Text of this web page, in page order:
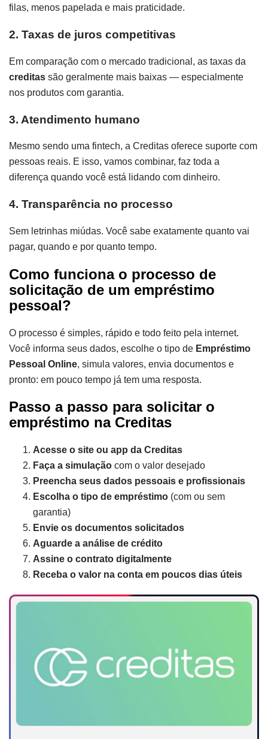
filas, menos papelada e mais praticidade.
2. Taxas de juros competitivas
Em comparação com o mercado tradicional, as taxas da
creditas são geralmente mais baixas — especialmente
nos produtos com garantia.
3. Atendimento humano
Mesmo sendo uma fintech, a Creditas oferece suporte com
pessoas reais. E isso, vamos combinar, faz toda a
diferença quando você está lidando com dinheiro.
4. Transparência no processo
Sem letrinhas miúdas. Você sabe exatamente quanto vai
pagar, quando e por quanto tempo.
Como funciona o processo de
solicitação de um empréstimo
pessoal?
O processo é simples, rápido e todo feito pela internet.
Você informa seus dados, escolhe o tipo de Empréstimo
Pessoal Online, simula valores, envia documentos e
pronto: em pouco tempo já tem uma resposta.
Passo a passo para solicitar o
empréstimo na Creditas
Acesse o site ou app da Creditas
Faça a simulação com o valor desejado
Preencha seus dados pessoais e profissionais
Escolha o tipo de empréstimo (com ou sem
garantia)
Envie os documentos solicitados
Aguarde a análise de crédito
Assine o contrato digitalmente
Receba o valor na conta em poucos dias úteis